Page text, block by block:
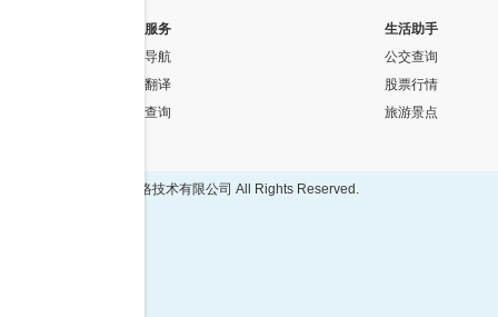
常用服务
网址导航
在线翻译
快递查询
生活助手
公交查询
股票行情
旅游景点
©2015 西安深意网络技术有限公司 All Rights Reserved.